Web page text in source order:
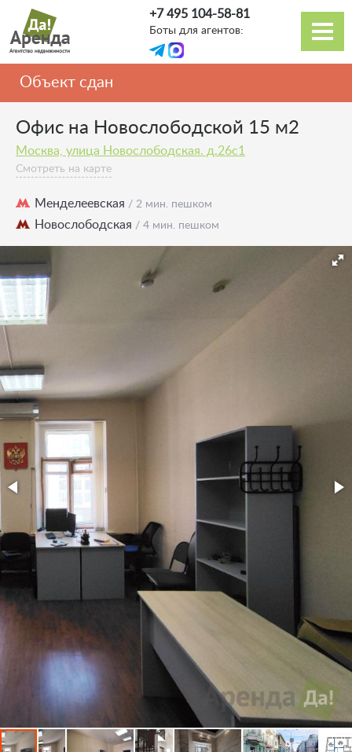
Перейти
основному
содержанию
Основная
навигация
+7 495 104-58-81
Боты для агентов:
Объект сдан
Офис на Новослободской 15 м2
Москва, улица Новослободская. д.26с1
Смотреть на карте
Менделеевская / 2 мин. пешком
Новослободская / 4 мин. пешком